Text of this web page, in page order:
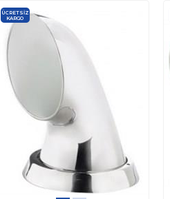
ÜCRETSIZ
KARGO